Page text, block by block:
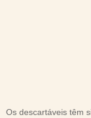
Os descartáveis têm